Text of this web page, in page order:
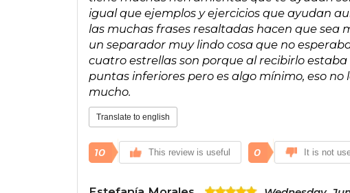
igual que ejemplos y ejercicios que ayudan
las muchas frases resaltadas hacen que sea
un separador muy lindo cosa que no
cuatro estrellas son porque al recibirlo
puntas inferiores pero es algo mínimo, eso
mucho.
Translate to english
10 This review is useful 0 It is not